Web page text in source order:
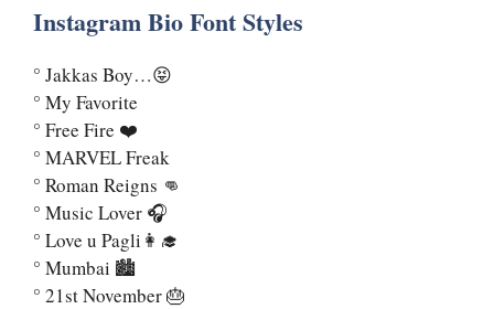
Instagram Bio Font Styles
° Jakkas Boy…😝
° My Favorite
° Free Fire ❤️
° MARVEL Freak
° Roman Reigns 👊
° Music Lover 🎧
° Love u Pagli👩‍🎓
° Mumbai 🏙️
° 21st November 🎂